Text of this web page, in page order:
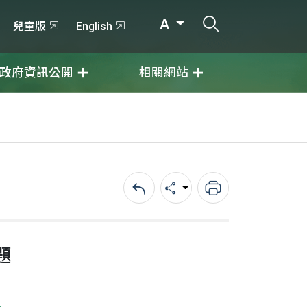
兒童版 English A
政府資訊公開 相關網站
回上一頁分享 列印